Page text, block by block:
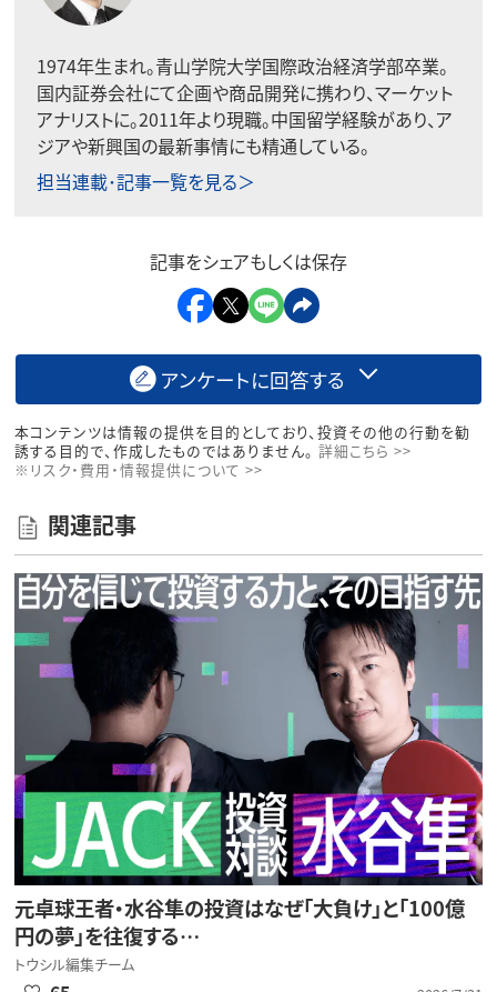
1974年生まれ。青山学院大学国際政治経済学部卒業。
国内証券会社にて企画や商品開発に携わり、マーケット
アナリストに。2011年より現職。中国留学経験があり、ア
ジアや新興国の最新事情にも精通している。
担当連載･記事一覧を見る＞
記事をシェアもしくは保存
アンケートに回答する
本コンテンツは情報の提供を目的としており、投資その他の行動を勧
誘する目的で、作成したものではありません。 詳細こちら >>
※リスク・費用・情報提供について >>
関連記事
元卓球王者・水谷隼の投資はなぜ「大負け」と「100億
円の夢」を往復する…
トウシル編集チーム